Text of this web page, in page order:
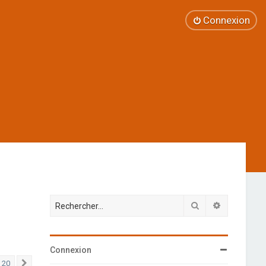
Connexion
20
Rechercher
Connexion